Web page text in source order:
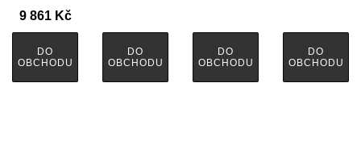
9 861 Kč
DO
OBCHODU
DO
OBCHODU
DO
OBCHODU
DO
OBCHODU